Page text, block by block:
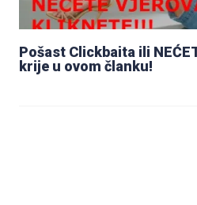
Pošast Clickbaita ili
krije u ovom članku!